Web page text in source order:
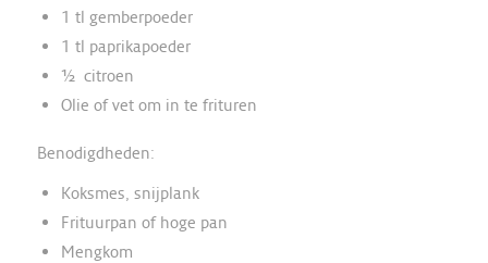
1 tl gemberpoeder
1 tl paprikapoeder
½ citroen
Olie of vet om in te frituren
Benodigdheden:
Koksmes, snijplank
Frituurpan of hoge pan
Mengkom